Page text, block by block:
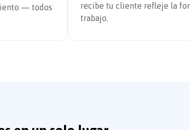
— todos
recibe tu cliente refleje la
trabajo.